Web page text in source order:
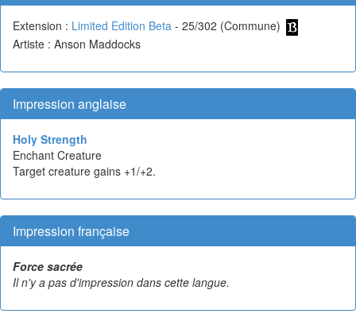
Extension : Limited Edition Beta - 25/302 (Commune)
Artiste : Anson Maddocks
Impression anglaise
Holy Strength
Enchant Creature
Target creature gains +1/+2.
Impression française
Force sacrée
Il n'y a pas d'impression dans cette langue.